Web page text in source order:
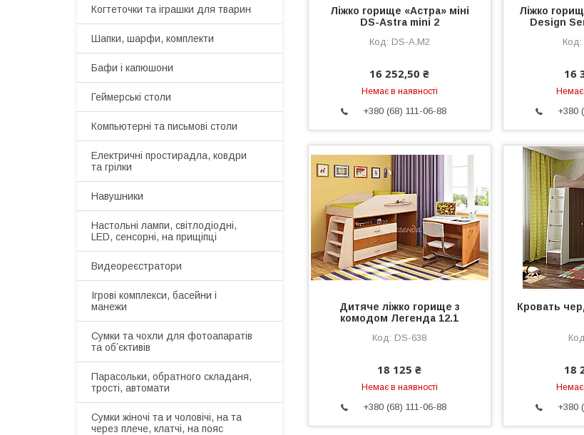
Ліжко горище «Астра» міні
DS-Astra mini 2
DS-A,М2
16 252,50 ₴
Немає в наявності
+380 (68) 111-06-88
Ліжко
Design
16
Немає
+380
Дитяче ліжко горище з
комодом Легенда 12.1
DS-638
18 125 ₴
Немає в наявності
+380 (68) 111-06-88
Кровать
18
Немає
+380
Когтеточки та іграшки для тварин
Шапки, шарфи, комплекти
Бафи і капюшони
Геймерські столи
Компьютерні та письмові столи
Електричні простирадла, ковдри
та грілки
Навушники
Настольні лампи, світлодіодні,
LED, сенсорні, на прищіпці
Видеореєстратори
Ігрові комплекси, басейни і
манежи
Сумки та чохли для фотоапаратів
та обʼєктивів
Парасольки, обратного складаня,
трості, автомати
Сумки жіночі та и чоловічі, на та
через плече, клатчі, на пояс